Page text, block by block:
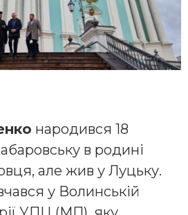
народився 18
в родині
але жив у Луцьку.
у Волинській